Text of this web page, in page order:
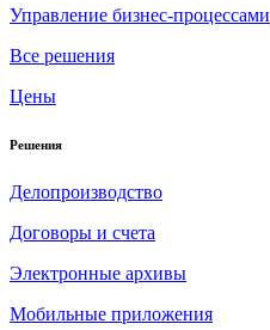
Управление бизнес-процессами
Все решения
Цены
Решения
Делопроизводство
Договоры и счета
Электронные архивы
Мобильные приложения